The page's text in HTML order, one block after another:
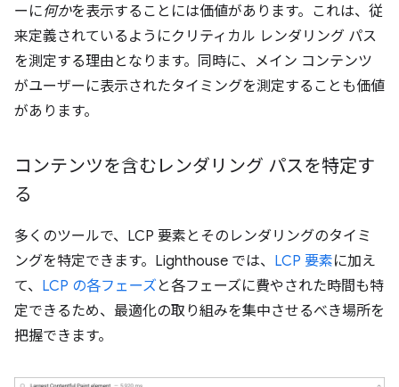
ーに何かを表示することには価値があります。これは、従
来定義されているようにクリティカル レンダリング パス
を測定する理由となります。同時に、メイン コンテンツ
がユーザーに表示されたタイミングを測定することも価値
があります。
コンテンツを含むレンダリング パスを特定す
る
多くのツールで、LCP 要素とそのレンダリングのタイミ
ングを特定できます。Lighthouse では、 LCP 要素に加え
て、 LCP の各フェーズ と各フェーズに費やされた時間も特
定できるため、最適化の取り組みを集中させるべき場所を
把握できます。